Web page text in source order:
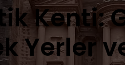
Kenti:
Yerler